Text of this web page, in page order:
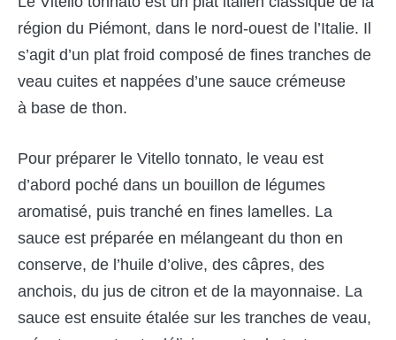
région du Piémont, dans le nord-ouest de l’Italie. Il
s’agit d’un plat froid composé de fines tranches de
veau cuites et nappées d’une sauce crémeuse
à base de thon.
Pour préparer le Vitello tonnato, le veau est
d’abord poché dans un bouillon de légumes
aromatisé, puis tranché en fines lamelles. La
sauce est préparée en mélangeant du thon en
conserve, de l’huile d’olive, des câpres, des
anchois, du jus de citron et de la mayonnaise. La
sauce est ensuite étalée sur les tranches de veau,